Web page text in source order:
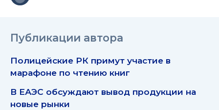
Публикации автора
Полицейские РК примут участие в
марафоне по чтению книг
В ЕАЭС обсуждают вывод продукции на
новые рынки